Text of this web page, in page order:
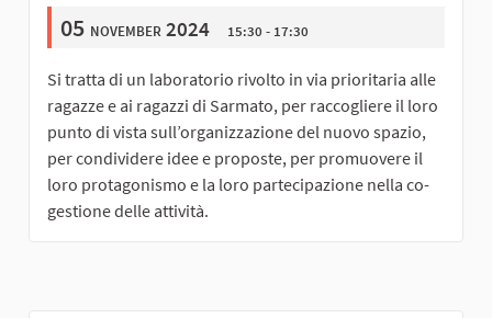
05 november 2024 15:30 - 17:30
Si tratta di un laboratorio rivolto in via prioritaria alle
ragazze e ai ragazzi di Sarmato, per raccogliere il loro
punto di vista sull’organizzazione del nuovo spazio,
per condividere idee e proposte, per promuovere il
loro protagonismo e la loro partecipazione nella co-
gestione delle attività.